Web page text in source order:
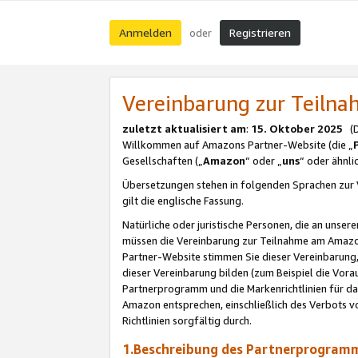
Anmelden oder Registrieren
Vereinbarung zur
zuletzt aktualisiert am: 15. Oktober 2025
Willkommen auf Amazons Partner-Website (die „
Gesellschaften („Amazon“ oder „uns“ oder
Übersetzungen stehen in folgenden Sprachen zur
gilt die englische Fassung.
Natürliche oder juristische Personen, die an
müssen die Vereinbarung zur Teilnahme am
Partner-Website stimmen Sie dieser
dieser Vereinbarung bilden (zum Beispiel die
Partnerprogramm und die Markenrichtlinien für
Amazon entsprechen, einschließlich des Verbots
Richtlinien sorgfältig durch.
1.Beschreibung des